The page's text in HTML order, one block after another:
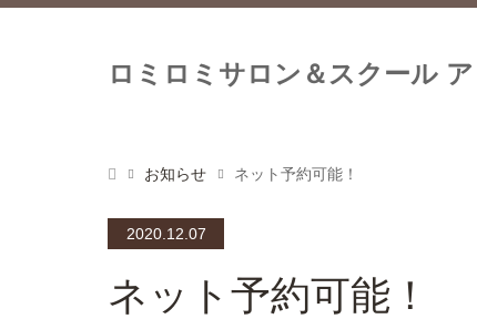
ロミロミサロン＆スクール
お知らせ ネット予約可能！
2020.12.07
ネット予約可能！